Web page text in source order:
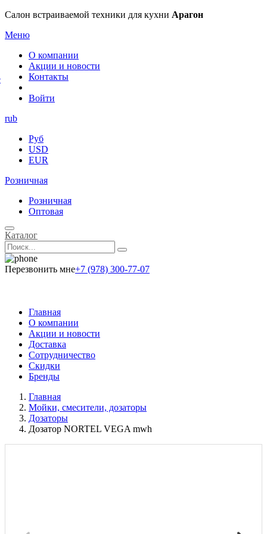
Салон встраиваемой техники для кухни Арагон
Меню
О компании
Акции и новости
Контакты
Войти
rub
Руб
USD
EUR
Розничная
Розничная
Оптовая
Каталог
Перезвонить мне+7 (978) 300-77-07
Главная
О компании
Акции и новости
Доставка
Сотрудничество
Скидки
Бренды
Главная
Мойки, смесители, дозаторы
Дозаторы
Дозатор NORTEL VEGA mwh